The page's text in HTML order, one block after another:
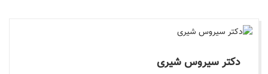
دکتر سیروس شیری